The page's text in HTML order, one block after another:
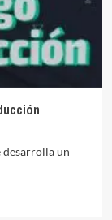
desarrolla un